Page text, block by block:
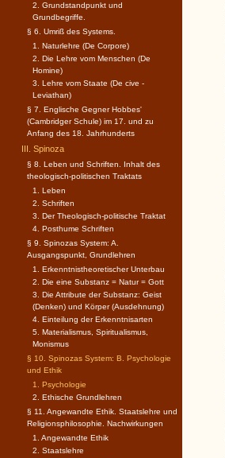
2. Grundstandpunkt und
Grundbegriffe.
§ 6. Umriß des Systems.
1. Naturlehre (De Corpore)
2. Die Lehre vom Menschen (De
Homine)
3. Lehre vom Staate (De cive -
Leviathan)
§ 7. Englische Gegner Hobbes'
(Cambridger Schule) im 17. und zu
Anfang des 18. Jahrhunderts
III. Spinoza
§ 8. Leben und Schriften. Inhalt des
theologisch-politischen Traktats
1. Leben
2. Schriften
3. Der Theologisch-politische Traktat
4. Posthume Schriften
§ 9. Spinozas System: A.
Ausgangspunkt, Grundlehren
1. Erkenntnistheoretischer Unterbau
2. Die eine Substanz = Natur = Gott
3. Die Attribute der Substanz: Geist
(Denken) und Körper (Ausdehnung)
4. Einteilung der Erkenntnisarten
5. Materialismus, Spiritualismus,
Monismus
§ 10. Spinozas System: B. Psychologie
und Ethik
1. Psychologie
2. Ethische Grundlehren
§ 11. Angewandte Ethik. Staatslehre und
Religionsphilosophie. Nachwirkungen
1. Angewandte Ethik
2. Staatslehre